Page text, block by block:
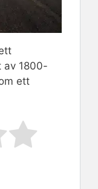
av 1800-
ett
Rating